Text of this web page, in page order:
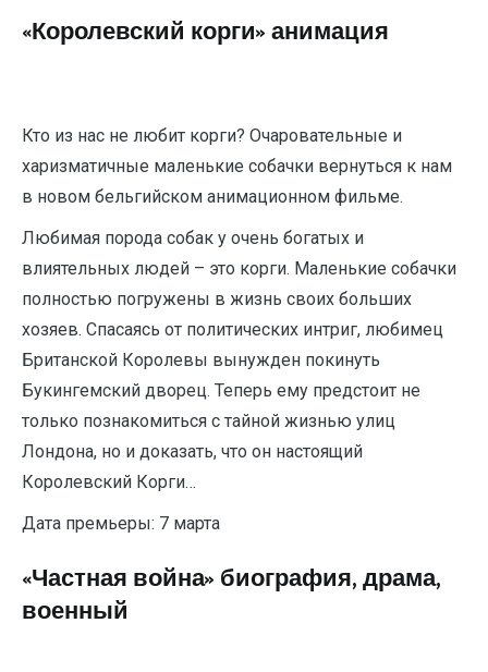
«Королевский корги» анимация
Кто из нас не любит корги? Очаровательные и
харизматичные маленькие собачки вернуться к нам
в новом бельгийском анимационном фильме.
Любимая порода собак у очень богатых и
влиятельных людей – это корги. Маленькие собачки
полностью погружены в жизнь своих больших
хозяев. Спасаясь от политических интриг, любимец
Британской Королевы вынужден покинуть
Букингемский дворец. Теперь ему предстоит не
только познакомиться с тайной жизнью улиц
Лондона, но и доказать, что он настоящий
Королевский Корги…
Дата премьеры: 7 марта
«Частная война» биография, драма,
военный